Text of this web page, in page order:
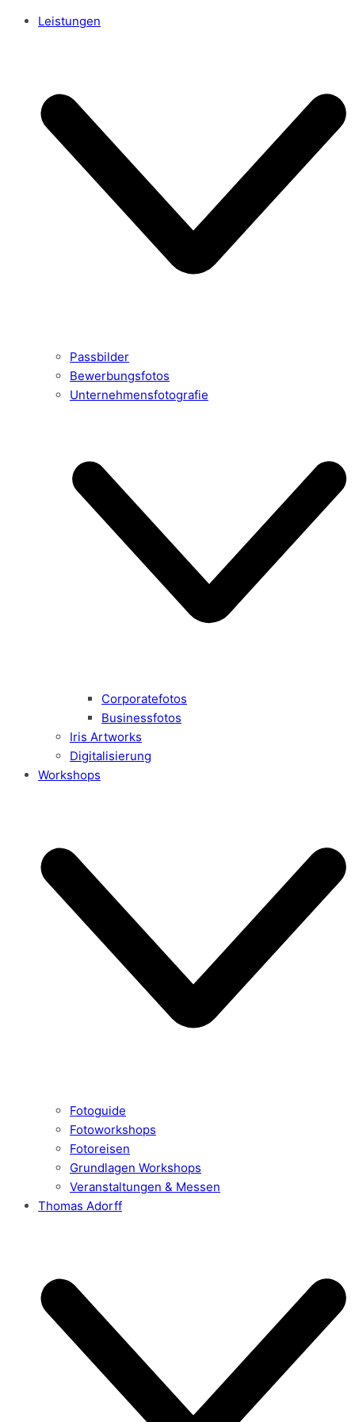
Leistungen
Passbilder
Bewerbungsfotos
Unternehmensfotografie
Corporatefotos
Businessfotos
Iris Artworks
Digitalisierung
Workshops
Fotoguide
Fotoworkshops
Fotoreisen
Grundlagen Workshops
Veranstaltungen & Messen
Thomas Adorff